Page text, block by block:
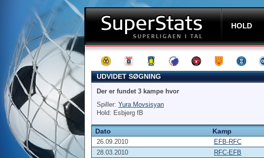
HOLD
UDVIDET SØGNING
Der er fundet 3 kampe hvor
Spiller: Yura Movsisyan
Hold: Esbjerg fB
Dato Kamp
26.09.2010 EFB-RFC
28.03.2010
RFC-EFB